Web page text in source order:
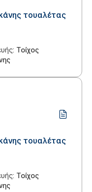
τουαλέτας
: Τοίχος
τουαλέτας
: Τοίχος